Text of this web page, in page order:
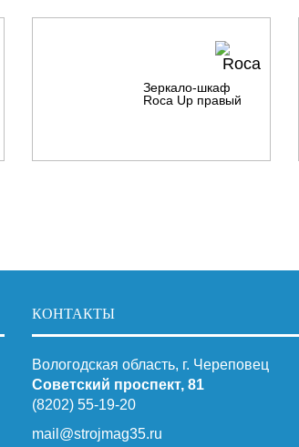
Зеркало-шкаф
Roca Up правый
КОНТАКТЫ
Вологодская область, г. Череповец
Советский проспект, 81
(8202) 55-19-20
mail@strojmag35.ru